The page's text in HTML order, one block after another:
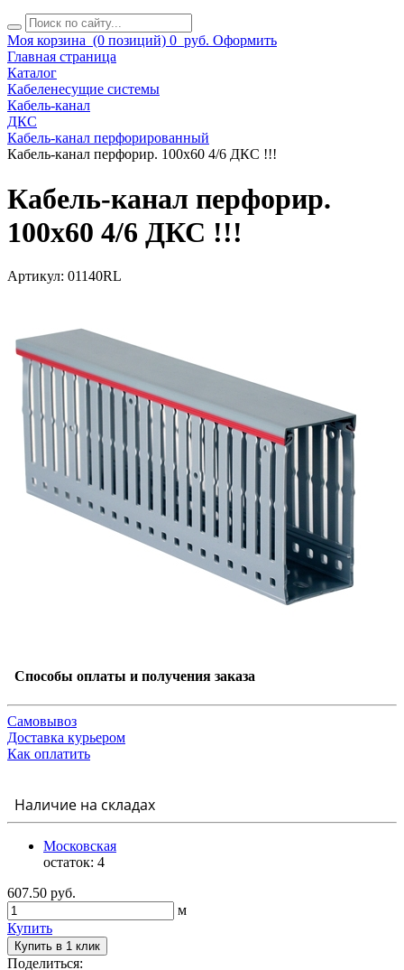
Моя корзина (0 позиций) 0 руб. Оформить
Главная страница
Каталог
Кабеленесущие системы
Кабель-канал
ДКС
Кабель-канал перфорированный
Кабель-канал перфорир. 100х60 4/6 ДКС !!!
Кабель-канал перфорир.
100х60 4/6 ДКС !!!
Артикул: 01140RL
Способы оплаты и получения заказа
Самовывоз
Доставка курьером
Как оплатить
Наличие на складах
Московская
остаток: 4
607.50 руб.
м
Купить
Купить в 1 клик
Поделиться: